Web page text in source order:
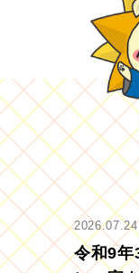
2026.07.24
令和9年